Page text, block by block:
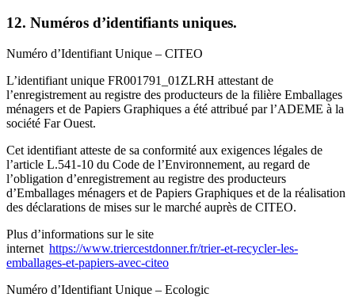
12. Numéros d’identifiants uniques.
Numéro d’Identifiant Unique – CITEO
L’identifiant unique FR001791_01ZLRH attestant de
l’enregistrement au registre des producteurs de la filière Emballages
ménagers et de Papiers Graphiques a été attribué par l’ADEME à la
société Far Ouest.
Cet identifiant atteste de sa conformité aux exigences légales de
l’article L.541-10 du Code de l’Environnement, au regard de
l’obligation d’enregistrement au registre des producteurs
d’Emballages ménagers et de Papiers Graphiques et de la réalisation
des déclarations de mises sur le marché auprès de CITEO.
Plus d’informations sur le site
internet https://www.triercestdonner.fr/trier-et-recycler-les-
emballages-et-papiers-avec-citeo
Numéro d’Identifiant Unique – Ecologic